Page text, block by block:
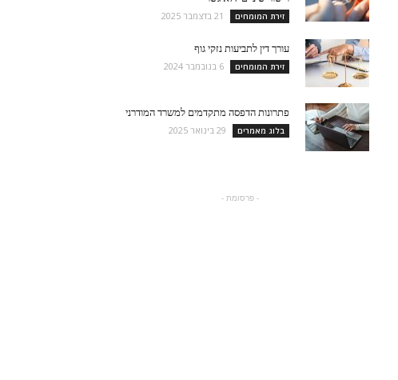
זירת המומחים 21 בדצמבר 2025
עורך דין לתביעות נזקי גוף
זירת המומחים 6 בנובמבר 2024
פתרונות הדפסה מתקדמים למשרד המודרני
בלוג מאמרים 29 בינואר 2025
- פרסומת -